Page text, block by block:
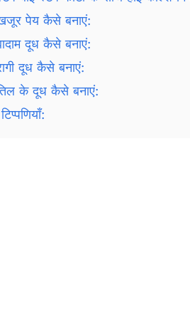
पेय कैसे बनाएं:
दूध कैसे बनाएं:
दूध कैसे बनाएं:
के दूध कैसे बनाएं:
टिप्पणियाँ: